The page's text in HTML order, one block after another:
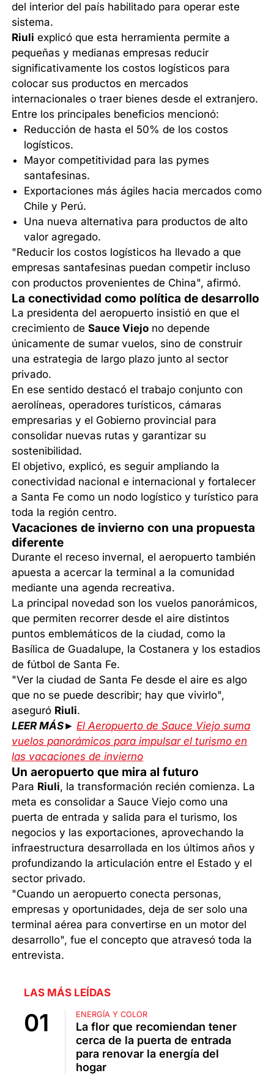
del interior del país habilitado para operar este
sistema.
Riuli explicó que esta herramienta permite a
pequeñas y medianas empresas reducir
significativamente los costos logísticos para
colocar sus productos en mercados
internacionales o traer bienes desde el extranjero.
Entre los principales beneficios mencionó:
Reducción de hasta el 50% de los costos
logísticos.
Mayor competitividad para las pymes
santafesinas.
Exportaciones más ágiles hacia mercados como
Chile y Perú.
Una nueva alternativa para productos de alto
valor agregado.
"Reducir los costos logísticos ha llevado a que
empresas santafesinas puedan competir incluso
con productos provenientes de China", afirmó.
La conectividad como política de desarrollo
La presidenta del aeropuerto insistió en que el
crecimiento deSauce Viejo no depende
únicamente de sumar vuelos, sino de construir
una estrategia de largo plazo junto al sector
privado.
En ese sentido destacó el trabajo conjunto con
aerolíneas, operadores turísticos, cámaras
empresarias y el Gobierno provincial para
consolidar nuevas rutas y garantizar su
sostenibilidad.
El objetivo, explicó, es seguir ampliando la
conectividad nacional e internacional y fortalecer
a Santa Fe como un nodo logístico y turístico para
toda la región centro.
Vacaciones de invierno con una propuesta
diferente
Durante el receso invernal, el aeropuerto también
apuesta a acercar la terminal a la comunidad
mediante una agenda recreativa.
La principal novedad son los vuelos panorámicos,
que permiten recorrer desde el aire distintos
puntos emblemáticos de la ciudad, como la
Basílica de Guadalupe, la Costanera y los estadios
de fútbol de Santa Fe.
"Ver la ciudad de Santa Fe desde el aire es algo
que no se puede describir; hay que vivirlo",
aseguró Riuli.
LEER MÁS►El Aeropuerto de Sauce Viejo suma
vuelos panorámicos para impulsar el turismo en
las vacaciones de invierno
Un aeropuerto que mira al futuro
Para Riuli, la transformación recién comienza. La
meta es consolidar a Sauce Viejo como una
puerta de entrada y salida para el turismo, los
negocios y las exportaciones, aprovechando la
infraestructura desarrollada en los últimos años y
profundizando la articulación entre el Estado y el
sector privado.
"Cuando un aeropuerto conecta personas,
empresas y oportunidades, deja de ser solo una
terminal aérea para convertirse en un motor del
desarrollo", fue el concepto que atravesó toda la
entrevista.
LAS MÁS LEÍDAS
ENERGÍA Y COLOR
La flor que recomiendan tener
cerca de la puerta de entrada
para renovar la energía del
hogar